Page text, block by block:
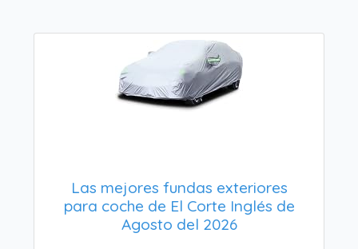
Las mejores fundas exteriores
para coche de El Corte Inglés de
Agosto del 2026